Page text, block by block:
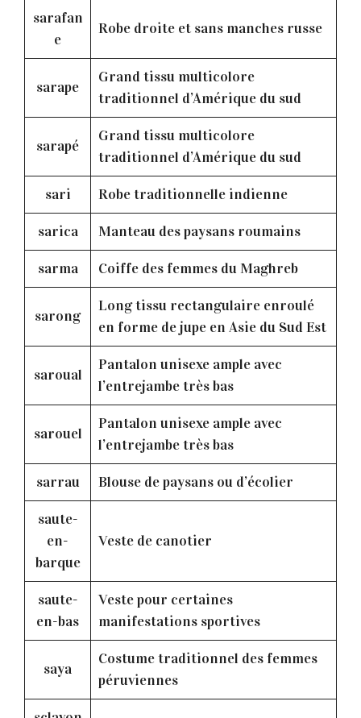
sarafan
e
Robe droite et sans manches russe
sarape
Grand tissu multicolore
traditionnel d’Amérique du sud
sarapé
Grand tissu multicolore
traditionnel d’Amérique du sud
sari Robe traditionnelle indienne
sarica Manteau des paysans roumains
sarma Coiffe des femmes du Maghreb
sarong
Long tissu rectangulaire enroulé
en forme de jupe en Asie du Sud Est
saroual
Pantalon unisexe ample avec
l’entrejambe très bas
sarouel
Pantalon unisexe ample avec
l’entrejambe très bas
sarrau Blouse de paysans ou d’écolier
saute-
en-
barque
Veste de canotier
saute-
en-bas
Veste pour certaines
manifestations sportives
saya
Costume traditionnel des femmes
péruviennes